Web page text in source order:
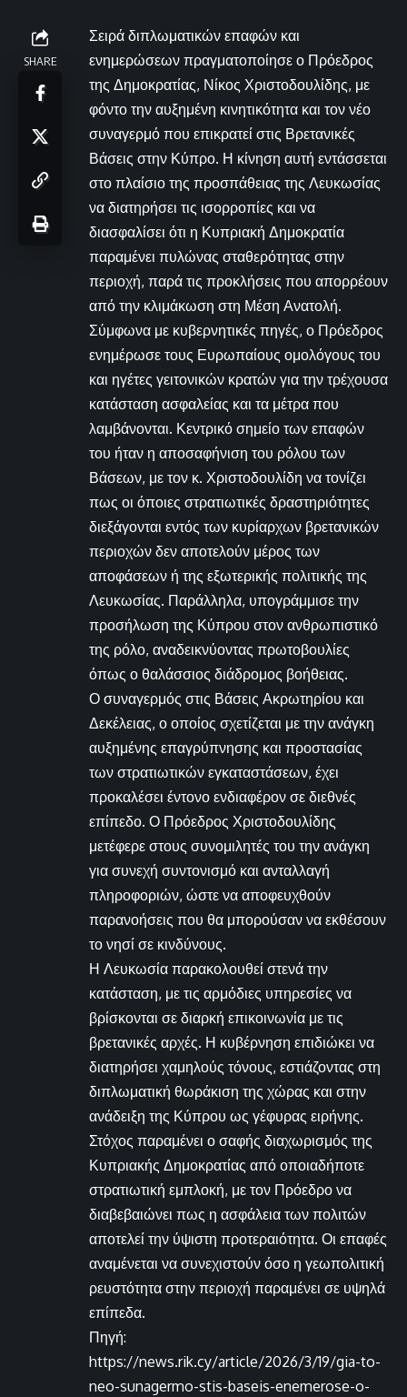
SHARE
Σειρά διπλωματικών επαφών και
ενημερώσεων πραγματοποίησε ο Πρόεδρος
της Δημοκρατίας, Νίκος Χριστοδουλίδης, με
φόντο την αυξημένη κινητικότητα και τον νέο
συναγερμό που επικρατεί στις Βρετανικές
Βάσεις στην Κύπρο. Η κίνηση αυτή εντάσσεται
στο πλαίσιο της προσπάθειας της Λευκωσίας
να διατηρήσει τις ισορροπίες και να
διασφαλίσει ότι η Κυπριακή Δημοκρατία
παραμένει πυλώνας σταθερότητας στην
περιοχή, παρά τις προκλήσεις που απορρέουν
από την κλιμάκωση στη Μέση Ανατολή.
Σύμφωνα με κυβερνητικές πηγές, ο Πρόεδρος
ενημέρωσε τους Ευρωπαίους ομολόγους του
και ηγέτες γειτονικών κρατών για την τρέχουσα
κατάσταση ασφαλείας και τα μέτρα που
λαμβάνονται. Κεντρικό σημείο των επαφών
του ήταν η αποσαφήνιση του ρόλου των
Βάσεων, με τον κ. Χριστοδουλίδη να τονίζει
πως οι όποιες στρατιωτικές δραστηριότητες
διεξάγονται εντός των κυρίαρχων βρετανικών
περιοχών δεν αποτελούν μέρος των
αποφάσεων ή της εξωτερικής πολιτικής της
Λευκωσίας. Παράλληλα, υπογράμμισε την
προσήλωση της Κύπρου στον ανθρωπιστικό
της ρόλο, αναδεικνύοντας πρωτοβουλίες
όπως ο θαλάσσιος διάδρομος βοήθειας.
Ο συναγερμός στις Βάσεις Ακρωτηρίου και
Δεκέλειας, ο οποίος σχετίζεται με την ανάγκη
αυξημένης επαγρύπνησης και προστασίας
των στρατιωτικών εγκαταστάσεων, έχει
προκαλέσει έντονο ενδιαφέρον σε διεθνές
επίπεδο. Ο Πρόεδρος Χριστοδουλίδης
μετέφερε στους συνομιλητές του την ανάγκη
για συνεχή συντονισμό και ανταλλαγή
πληροφοριών, ώστε να αποφευχθούν
παρανοήσεις που θα μπορούσαν να εκθέσουν
το νησί σε κινδύνους.
Η Λευκωσία παρακολουθεί στενά την
κατάσταση, με τις αρμόδιες υπηρεσίες να
βρίσκονται σε διαρκή επικοινωνία με τις
βρετανικές αρχές. Η κυβέρνηση επιδιώκει να
διατηρήσει χαμηλούς τόνους, εστιάζοντας στη
διπλωματική θωράκιση της χώρας και στην
ανάδειξη της Κύπρου ως γέφυρας ειρήνης.
Στόχος παραμένει ο σαφής διαχωρισμός της
Κυπριακής Δημοκρατίας από οποιαδήποτε
στρατιωτική εμπλοκή, με τον Πρόεδρο να
διαβεβαιώνει πως η ασφάλεια των πολιτών
αποτελεί την ύψιστη προτεραιότητα. Οι επαφές
αναμένεται να συνεχιστούν όσο η γεωπολιτική
ρευστότητα στην περιοχή παραμένει σε υψηλά
επίπεδα.
Πηγή:
https://news.rik.cy/article/2026/3/19/gia-to-
neo-sunagermo-stis-baseis-enemerose-o-